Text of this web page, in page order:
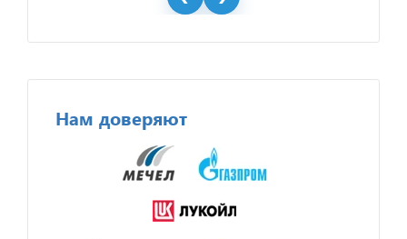
Нам доверяют